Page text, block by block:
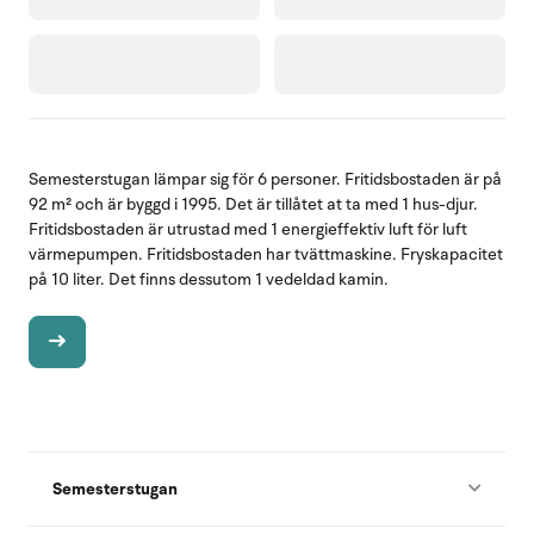
Semesterstugan lämpar sig för 6 personer. Fritidsbostaden är på
92 m² och är byggd i 1995. Det är tillåtet at ta med 1 hus-djur.
Fritidsbostaden är utrustad med 1 energieffektiv luft för luft
värmepumpen. Fritidsbostaden har tvättmaskine. Fryskapacitet
på 10 liter. Det finns dessutom 1 vedeldad kamin.
Semesterstugan